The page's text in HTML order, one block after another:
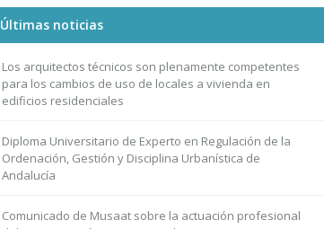
Últimas noticias
Los arquitectos técnicos son plenamente competentes
para los cambios de uso de locales a vivienda en
edificios residenciales
Diploma Universitario de Experto en Regulación de la
Ordenación, Gestión y Disciplina Urbanística de
Andalucía
Comunicado de Musaat sobre la actuación profesional